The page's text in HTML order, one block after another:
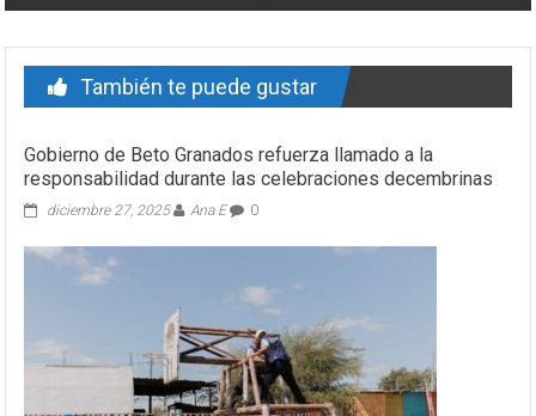
También te puede gustar
Gobierno de Beto Granados refuerza llamado a la
responsabilidad durante las celebraciones decembrinas
diciembre 27, 2025 Ana E 0